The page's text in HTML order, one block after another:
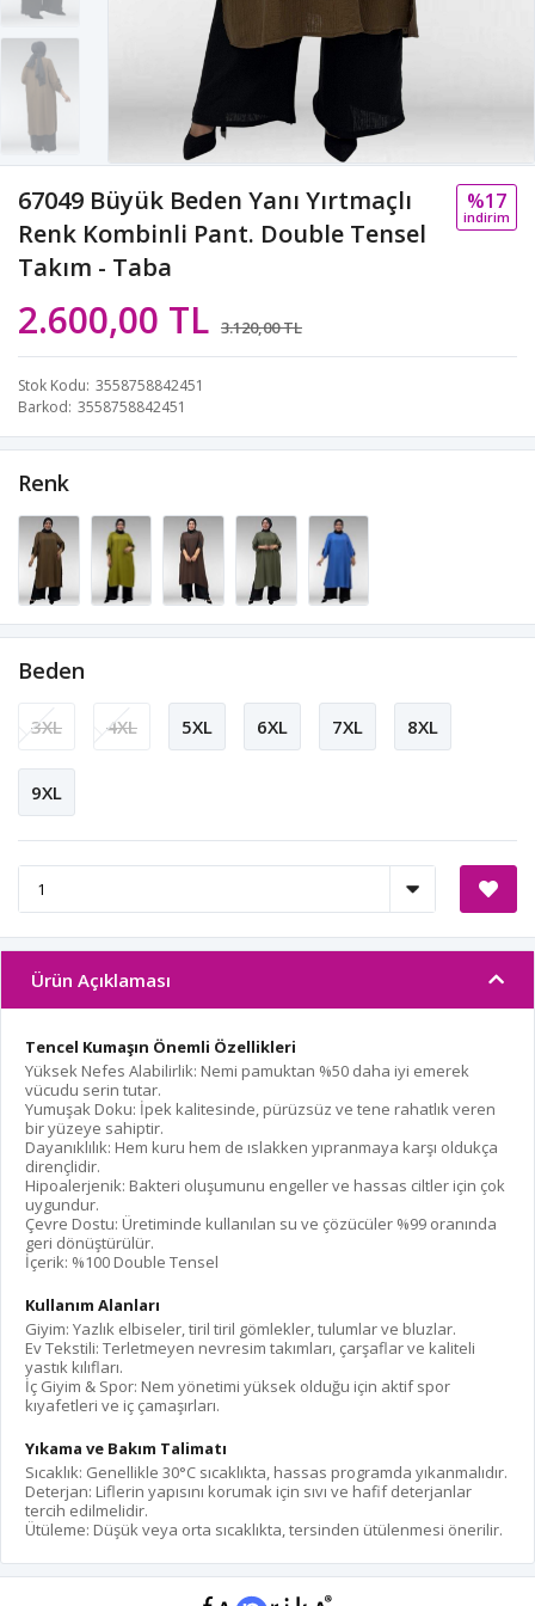
67049 Büyük Beden Yanı Yırtmaçlı
Renk Kombinli Pant. Double Tensel
Takım - Taba
2.600,00 TL 3.120,00 TL
%17
i̇ndi̇ri̇m
Stok Kodu 3558758842451
Barkod 3558758842451
Renk
Beden
3XL 4XL 5XL 6XL 7XL 8XL
9XL
Ürün Açıklaması
Tencel Kumaşın Önemli Özellikleri
Yüksek Nefes Alabilirlik: Nemi pamuktan %50 daha iyi emerek
vücudu serin tutar.
Yumuşak Doku: İpek kalitesinde, pürüzsüz ve tene rahatlık veren
bir yüzeye sahiptir.
Dayanıklılık: Hem kuru hem de ıslakken yıpranmaya karşı oldukça
dirençlidir.
Hipoalerjenik: Bakteri oluşumunu engeller ve hassas ciltler için çok
uygundur.
Çevre Dostu: Üretiminde kullanılan su ve çözücüler %99 oranında
geri dönüştürülür.
İçerik: %100 Double Tensel
Kullanım Alanları
Giyim: Yazlık elbiseler, tiril tiril gömlekler, tulumlar ve bluzlar.
Ev Tekstili: Terletmeyen nevresim takımları, çarşaflar ve kaliteli
yastık kılıfları.
İç Giyim & Spor: Nem yönetimi yüksek olduğu için aktif spor
kıyafetleri ve iç çamaşırları.
Yıkama ve Bakım Talimatı
Sıcaklık: Genellikle 30°C sıcaklıkta, hassas programda yıkanmalıdır.
Deterjan: Liflerin yapısını korumak için sıvı ve hafif deterjanlar
tercih edilmelidir.
Ütüleme: Düşük veya orta sıcaklıkta, tersinden ütülenmesi önerilir.